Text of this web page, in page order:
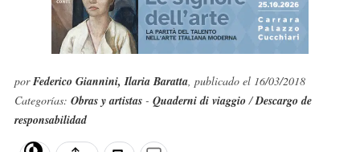
porFederico Giannini, Ilaria Baratta, publicado el 16/03/2018
Categorías: Obras y artistas - Quaderni di viaggio /Descargo de
responsabilidad